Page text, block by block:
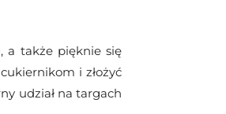
a także pięknie się
i złożyć
udział na targach